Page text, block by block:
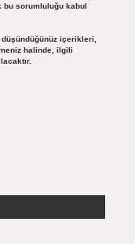
bu sorumluluğu kabul
içerikleri,
halinde, ilgili